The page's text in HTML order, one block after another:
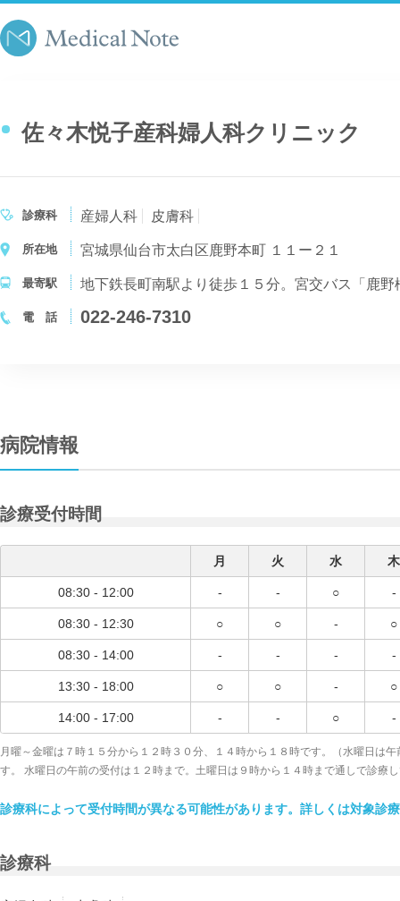
佐々木悦子産科婦人科クリニック
診療科 産婦人科 皮膚科
所在地 宮城県仙台市太白区鹿野本町 １１ー２１
最寄駅
電 話 022-246-7310
病院情報
診療受付時間
月 火 水 木
08:30 - 12:00 - - ○ -
08:30 - 12:30 ○ ○ - ○
08:30 - 14:00 - - - -
13:30 - 18:00 ○ ○ - ○
14:00 - 17:00 - - ○ -
月曜～金曜は７時１５分から１２時３０分、１４時から１８時です。（水曜日は
す。 水曜日の午前の受付は１２時まで。土曜日は９時から１４時まで通しで診療
診療科によって受付時間が異なる可能性があります。詳しくは対象診
診療科